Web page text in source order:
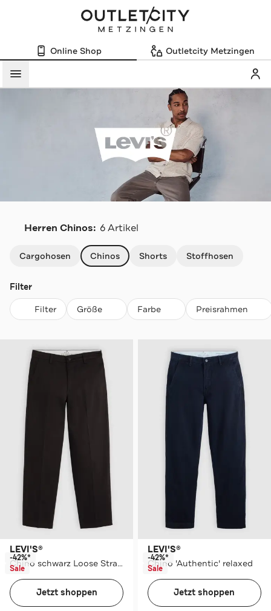
Online Shop Outletcity Metzingen
Menü
Herren Chinos: 6 Artikel
Cargohosen Chinos Shorts Stoffhosen
Filter
Filter Größe Farbe Preisrahmen
LEVI'S®
Chino schwarz Loose Straight
-42%*
Sale
Jetzt shoppen
LEVI'S®
Chino 'Authentic' relaxed
-42%*
Sale
Jetzt shoppen